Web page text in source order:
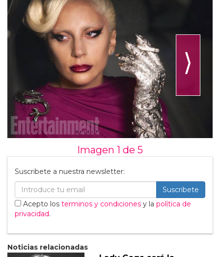
⟩
Imagen 1 de 5
Suscribete a nuestra newsletter:
Suscribete
Acepto los terminos y condiciones y la política de
privacidad.
Noticias relacionadas